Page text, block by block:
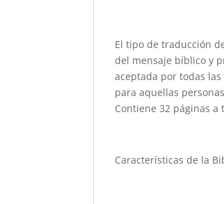
El tipo de traducción
del mensaje bíblico y
aceptada por todas
para aquellas
Contiene 32 páginas a
Características de la